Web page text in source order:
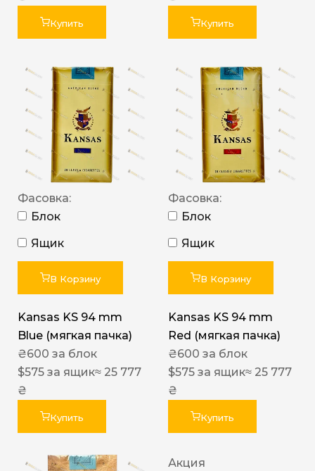
Купить Купить
Фасовка:
Блок
Ящик
В Корзину
Kansas KS 94 mm
Blue (мягкая пачка)
₴600 за блок
$575 за ящик≈ 25 777
₴
Купить
Фасовка:
Блок
Ящик
В Корзину
Kansas KS 94 mm
Red (мягкая пачка)
₴600 за блок
$575 за ящик≈ 25 777
₴
Купить
Акция